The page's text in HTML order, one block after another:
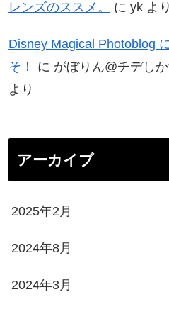
レンズのススメ。
に yk より
Disney Magical Photoblog
そ！
に がぼりん@チデし
より
アーカイブ
2025年2月
2024年8月
2024年3月